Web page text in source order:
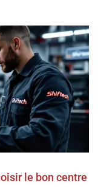
le bon centre